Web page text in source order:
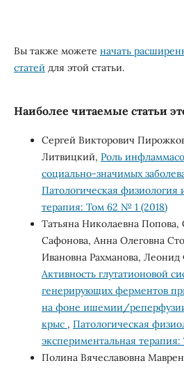
Вы также можете начать
статей для этой статьи.
Наиболее читаемые статьи
Сергей Викторович
Литвицкий, Роль
социально-значимых
Патологическая физиология
терапия: Том 62 № 1 (2018)
Татьяна Николаевна Попова,
Сафонова, Анна Олеговна
Ивановна Рахманова,
Активность глутатионовой
генерирующих ферментов
на фоне ишемии/реперфузии
крыс , Патологическая
экспериментальная
Полина Вячеславовна